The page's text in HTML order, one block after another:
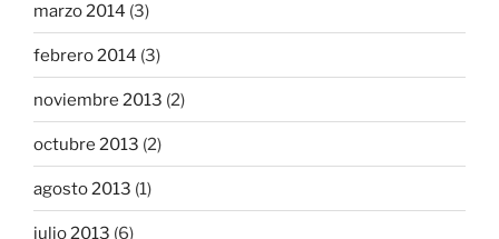
marzo 2014 (3)
febrero 2014 (3)
noviembre 2013 (2)
octubre 2013 (2)
agosto 2013 (1)
julio 2013 (6)